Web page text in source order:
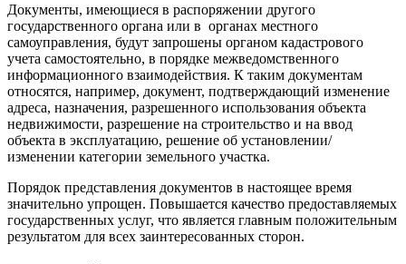
Документы, имеющиеся в распоряжении другого
государственного органа или в органах местного
самоуправления, будут запрошены органом кадастрового
учета самостоятельно, в порядке межведомственного
информационного взаимодействия. К таким документам
относятся, например, документ, подтверждающий изменение
адреса, назначения, разрешенного использования объекта
недвижимости, разрешение на строительство и на ввод
объекта в эксплуатацию, решение об установлении/
изменении категории земельного участка.
Порядок представления документов в настоящее время
значительно упрощен. Повышается качество предоставляемых
государственных услуг, что является главным положительным
результатом для всех заинтересованных сторон.